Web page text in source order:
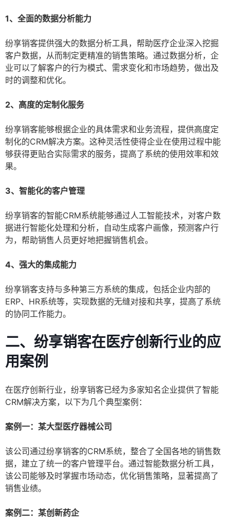
1、全面的数据分析能力
纷享销客提供强大的数据分析工具，帮助医疗企业深入挖掘
客户数据，从而制定更精准的销售策略。通过数据分析，企
业可以了解客户的行为模式、需求变化和市场趋势，做出及
时的调整和优化。
2、高度的定制化服务
纷享销客能够根据企业的具体需求和业务流程，提供高度定
制化的CRM解决方案。这种灵活性使得企业在使用过程中能
够获得更贴合实际需求的服务，提高了系统的使用效率和效
果。
3、智能化的客户管理
纷享销客的智能CRM系统能够通过人工智能技术，对客户数
据进行智能化处理和分析，自动生成客户画像，预测客户行
为，帮助销售人员更好地把握销售机会。
4、强大的集成能力
纷享销客支持与多种第三方系统的集成，包括企业内部的
ERP、HR系统等，实现数据的无缝对接和共享，提高了系统
的协同工作能力。
二、纷享销客在医疗创新行业的应
用案例
在医疗创新行业，纷享销客已经为多家知名企业提供了智能
CRM解决方案，以下为几个典型案例：
案例一：某大型医疗器械公司
该公司通过纷享销客的CRM系统，整合了全国各地的销售数
据，建立了统一的客户管理平台。通过智能数据分析工具，
该公司能够及时掌握市场动态，优化销售策略，显著提高了
销售业绩。
案例二：某创新药企